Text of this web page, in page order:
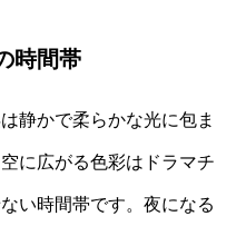
時間帯
静かで柔らかな光に包ま
に広がる色彩はドラマチ
い時間帯です。夜になる